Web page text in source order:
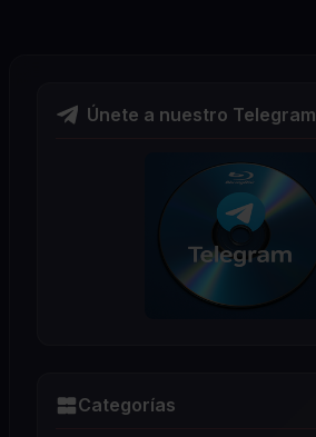
Únete a nuestro Telegram
Categorías